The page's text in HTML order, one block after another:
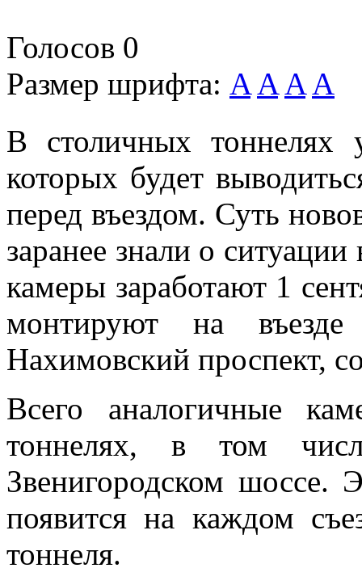
Голосов 0
Размер шрифта: A A A A
В столичных тоннелях
которых будет
перед въездом. Суть
заранее знали о
камеры заработают 1
монтируют на
Нахимовский проспект,
Всего аналогичные
тоннелях, в том
Звенигородском шоссе.
появится на каждом
тоннеля.